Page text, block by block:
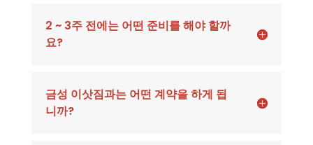
2 ~ 3주 전에는 어떤 준비를 해야 할까
요?
금성 이삿짐과는 어떤 계약을 하게 됩
니까?